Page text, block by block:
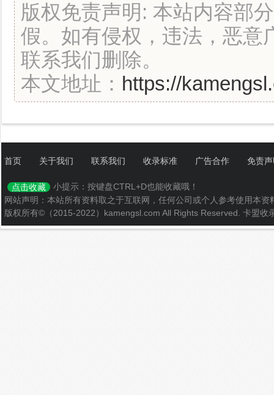
版权免责声明: 本站内容部
假。如有侵权，违法，恶意
联系我们删除。
本文地址： https://
首页 关于我们 联系我们 收录标准 广告合作 免责
点击收藏
小提示：按键盘CTRL+D也能收藏哦！
网站声明：本站所有资料取之于互联网，任何公司或个人参考使用本
版权所有©（2015-2022）kamengsl.com All Rights Reserved. 卡盟收